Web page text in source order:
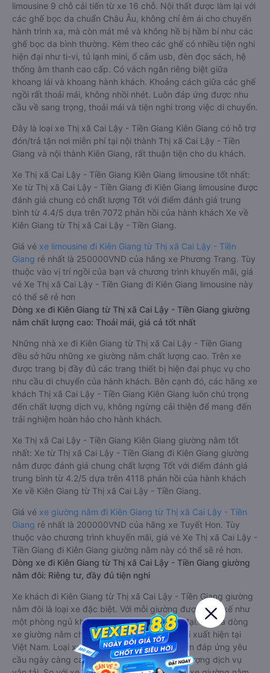
limousine 9 chỗ cải tiến từ xe 16 chỗ. Nội thất được làm lại với
các ghế bọc da chuẩn Châu Âu, không chỉ êm ái cho chuyến
hành trình xa, mà còn mát mẻ và không hề bị hầm bí như các
ghế bọc da bình thường. Kèm theo các ghế có nhiều tiện nghi
hiện đại như ti-vi, tủ lạnh mini, ổ cắm usb, đèn đọc sách, hệ
thống âm thanh cao cấp. Có vách ngăn riêng biệt giữa
khoang lái và khoang hành khách. Khoảng cách giữa các ghế
ngồi rất thoải mái, không nhồi nhét. Luôn đáp ứng được nhu
cầu về sang trọng, thoải mái và tiện nghi trong việc di chuyển.
Đây là loại xe Thị xã Cai Lậy - Tiền Giang Kiên Giang có hỗ trợ
đón/trả tận nơi miễn phí tại nội thành Thị xã Cai Lậy - Tiền
Giang và nội thành Kiên Giang, rất thuận tiện cho du khách.
Xe Thị xã Cai Lậy - Tiền Giang Kiên Giang limousine tốt nhất:
Xe từ Thị xã Cai Lậy - Tiền Giang đi Kiên Giang limousine được
đánh giá chung có chất lượng Tốt với điểm đánh giá trung
bình từ 4.4/5 dựa trên 7072 phản hồi của hành khách Xe về
Kiên Giang từ Thị xã Cai Lậy - Tiền Giang.
Giá vé xe limousine đi Kiên Giang từ Thị xã Cai Lậy - Tiền
Giang rẻ nhất là 250000VND của hãng xe Phương Trang. Tùy
thuộc vào vị trí ngồi của bạn và chương trình khuyến mãi, giá
vé Xe Thị xã Cai Lậy - Tiền Giang đi Kiên Giang limousine này
có thể sẽ rẻ hơn
Dòng xe đi Kiên Giang từ Thị xã Cai Lậy - Tiền Giang giường
nằm chất lượng cao: Thoải mái, giá cả tốt nhất
Những nhà xe đi Kiên Giang từ Thị xã Cai Lậy - Tiền Giang
đều sở hữu những xe giường nằm chất lượng cao. Trên xe
được trang bị đầy đủ các trang thiết bị hiện đại phục vụ cho
nhu cầu di chuyển của hành khách. Bên cạnh đó, các hãng xe
khách Thị xã Cai Lậy - Tiền Giang Kiên Giang luôn chú trọng
đến chất lượng dịch vụ, không ngừng cải thiện để mang đến
trải nghiệm hoàn hảo cho hành khách.
Xe Thị xã Cai Lậy - Tiền Giang Kiên Giang giường nằm tốt
nhất: Xe từ Thị xã Cai Lậy - Tiền Giang đi Kiên Giang giường
nằm được đánh giá chung chất lượng Tốt với điểm đánh giá
trung bình từ 4.2/5 dựa trên 4118 phản hồi của hành khách
Xe về Kiên Giang từ Thị xã Cai Lậy - Tiền Giang.
Giá vé xe giường nằm đi Kiên Giang từ Thị xã Cai Lậy - Tiền
Giang rẻ nhất là 200000VND của hãng xe Tuyết Hon. Tùy
thuộc vào chương trình khuyến mãi, giá vé Xe Thị xã Cai Lậy -
Tiền Giang đi Kiên Giang giường nằm này có thể sẽ rẻ hơn.
Dòng xe đi Kiên Giang từ Thị xã Cai Lậy - Tiền Giang giường
nằm đôi: Riêng tư, đầy đủ tiện nghi
Xe khách đi Kiên Giang từ Thị xã Cai Lậy - Tiền Giang giường
nằm đôi là loại xe đặc biệt. Với mỗi giường được thiết kế như
một phòng ngủ khách sạn sang trọng, hiện đại. Đây là dòng
xe giường nằm cho cặp đôi đi Kiên Giang mới xuất hiện tại
Việt Nam. Loại xe giường nằm đôi ra đời nhằm đáp ứng yêu
cầu ngày càng cao của khách hàng về chất lượng dịch vụ